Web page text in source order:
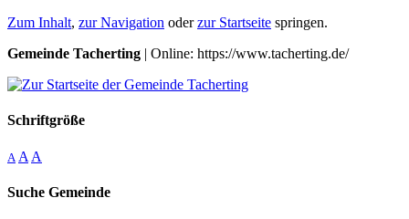
Zum Inhalt, zur Navigation oderzur Startseite springen.
Gemeinde Tacherting | Online: https://www.tacherting.de/
Schriftgröße
A A A
Suche Gemeinde